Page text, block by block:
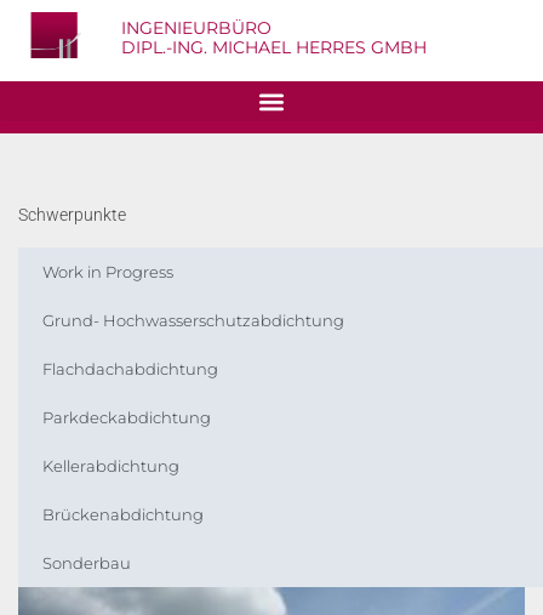
INGENIEURBÜRO
DIPL.-ING. MICHAEL HERRES GMBH
Schwerpunkte
Work in Progress
Grund- Hochwasserschutzabdichtung
Flachdachabdichtung
Parkdeckabdichtung
Kellerabdichtung
Brückenabdichtung
Sonderbau